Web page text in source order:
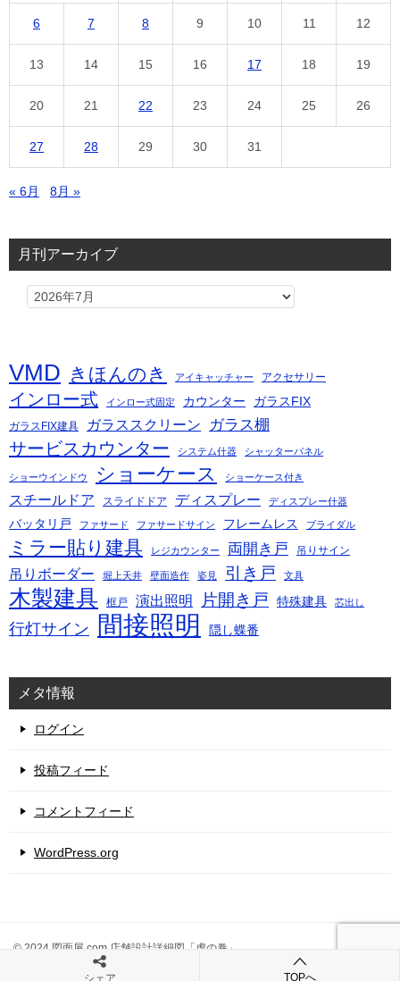
6 7 8 9 10 11 12
13 14 15 16 17 18 19
20 21 22 23 24 25 26
27 28 29 30 31
« 6月 8月 »
月刊アーカイブ
VMD きほんのき アイキャッチャー アクセサリー
インロー式 インロー式固定 カウンター ガラスFIX
ガラスFIX建具 ガラススクリーン ガラス棚
サービスカウンター システム什器 シャッターパネル
ショーウインドウ ショーケース ショーケース付き
スチールドア スライドドア ディスプレー ディスプレー什器
バッタリ戸 ファサード ファサードサイン フレームレス ブライダル
ミラー貼り建具 レジカウンター 両開き戸 吊りサイン
吊りボーダー 堀上天井 壁面造作 姿見 引き戸 文具
木製建具 框戸 演出照明 片開き戸 特殊建具 芯出し
行灯サイン 間接照明 隠し蝶番
メタ情報
ログイン
投稿フィード
コメントフィード
WordPress.org
© 2024 図面屋.com 店舗設計詳細図「虎の巻」
シェア TOPへ